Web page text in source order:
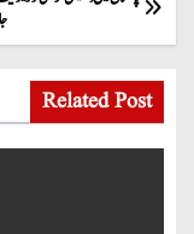
o
s
t
Related Post